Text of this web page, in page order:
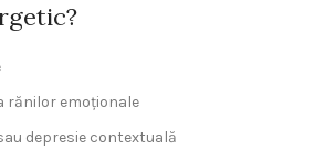
rănilor emoționale
depresie contextuală